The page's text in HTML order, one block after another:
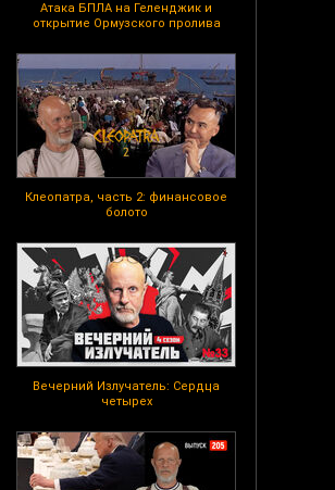
Атака БПЛА на Геленджик и
открытие Ормузского пролива
Клеопатра, часть 2: финансовое
болото
Вечерний Излучатель: Сердца
четырех